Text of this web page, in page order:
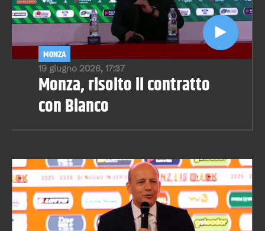
19 giugno 2026, 17:37
MONZA
Monza, risolto il contratto
con Bianco